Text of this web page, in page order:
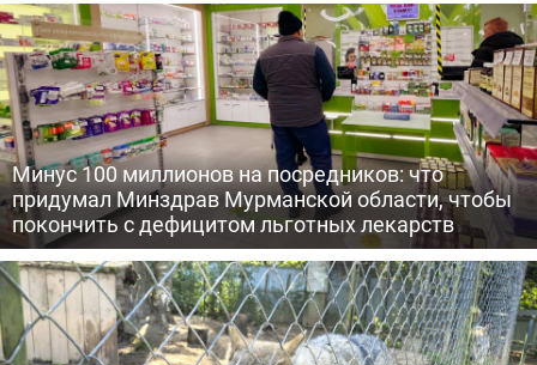
Минус 100 миллионов на посредников: что
придумал Минздрав Мурманской области, чтобы
покончить с дефицитом льготных лекарств